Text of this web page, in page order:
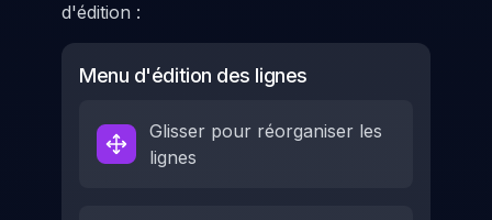
d'édition :
Menu d'édition des lignes
Glisser pour réorganiser les
lignes